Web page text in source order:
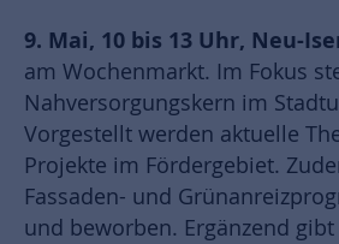
9. Mai, 10 bis 13 Uhr, Neu-
am Wochenmarkt. Im Fokus
Nahversorgungskern im
Vorgestellt werden aktuelle
Projekte im Fördergebiet.
Fassaden- und
und beworben. Ergänzend